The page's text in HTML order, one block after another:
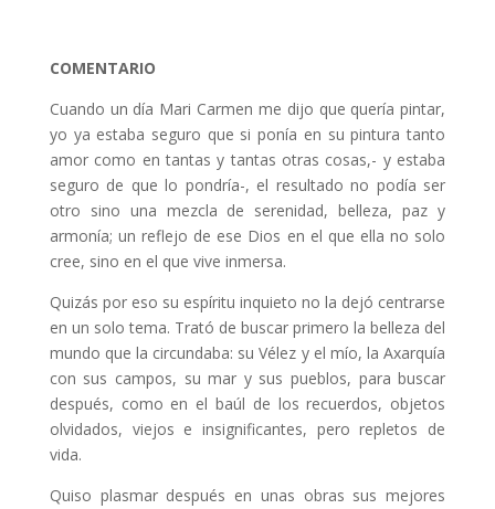
COMENTARIO
Cuando un día Mari Carmen me dijo que quería pintar,
yo ya estaba seguro que si ponía en su pintura tanto
amor como en tantas y tantas otras cosas,- y estaba
seguro de que lo pondría-, el resultado no podía ser
otro sino una mezcla de serenidad, belleza, paz y
armonía; un reflejo de ese Dios en el que ella no solo
cree, sino en el que vive inmersa.
Quizás por eso su espíritu inquieto no la dejó centrarse
en un solo tema. Trató de buscar primero la belleza del
mundo que la circundaba: su Vélez y el mío, la Axarquía
con sus campos, su mar y sus pueblos, para buscar
después, como en el baúl de los recuerdos, objetos
olvidados, viejos e insignificantes, pero repletos de
vida.
Quiso plasmar después en unas obras sus mejores